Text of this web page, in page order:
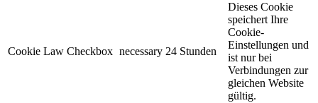
Cookie Law Checkbox necessary 24 Stunden
Dieses Cookie
speichert Ihre
Cookie-
Einstellungen und
ist nur bei
Verbindungen zur
gleichen Website
gültig.